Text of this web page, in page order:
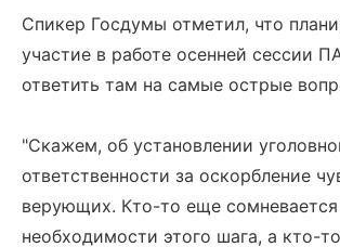
Спикер Госдумы отметил, что
участие в работе осенней сессии
ответить там на самые острые
"Скажем, об установлении
ответственности за оскорбление
верующих. Кто-то еще
необходимости этого шага, а кто-